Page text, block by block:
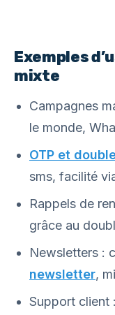
Exemples
mixte
Campagnes
le monde,
OTP et
sms, facilité
Rappels de
grâce au
Newsletters :
newsletter,
Support client